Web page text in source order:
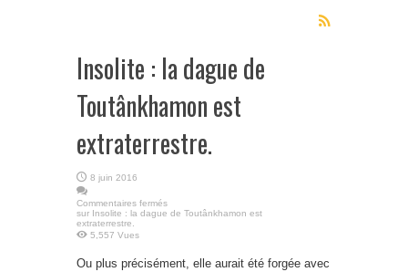
Insolite : la dague de
Toutânkhamon est
extraterrestre.
8 juin 2016
Commentaires fermés
sur Insolite : la dague de Toutânkhamon est
extraterrestre.
5,557 Vues
Ou plus précisément, elle aurait été forgée avec